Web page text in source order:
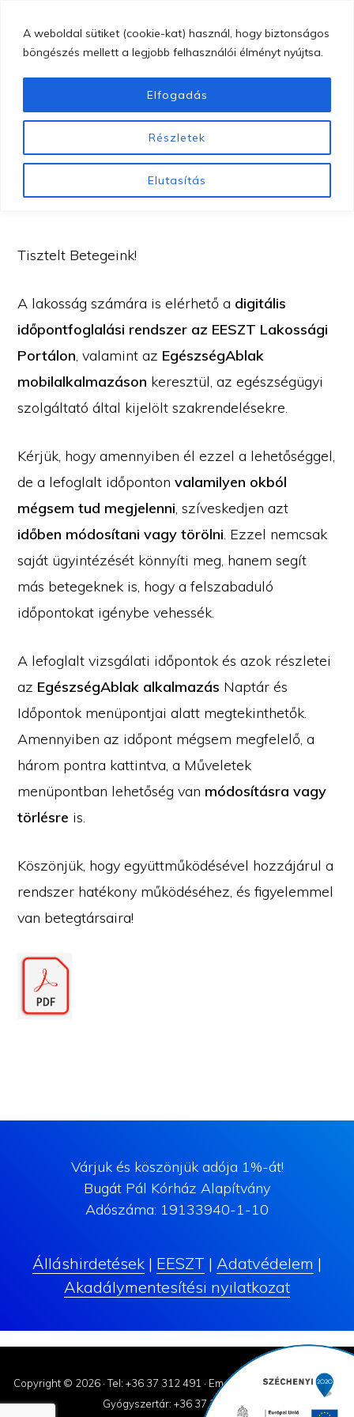
A weboldal sütiket (cookie-kat) használ, hogy biztonságos
böngészés mellett a legjobb felhasználói élményt nyújtsa.
Részletek
Elutasítás
Elfogadás
GYÖNGYÖSI
KÓRHÁZ
Gyöngyösi
Kórház
MENU
EgészségAblak
Tisztelt Betegeink!
A lakosság számára is elérhető a digitális
időpontfoglalási rendszer az EESZT Lakossági
Portálon, valamint az EgészségAblak
mobilalkalmazáson keresztül, az egészségügyi
szolgáltató által kijelölt szakrendelésekre.
Kérjük, hogy amennyiben él ezzel a lehetőséggel,
de a lefoglalt időpontonvalamilyen okból
mégsem tud megjelenni, szíveskedjen azt
időben módosítani vagy törölni. Ezzel nemcsak
saját ügyintézését könnyíti meg, hanem segít
más betegeknek is, hogy a felszabaduló
időpontokat igénybe vehessék.
A lefoglalt vizsgálati időpontok és azok részletei
az EgészségAblak alkalmazás Naptár és
Időpontok menüpontjai alatt megtekinthetők.
Amennyiben az időpont mégsem megfelelő, a
három pontra kattintva, a Műveletek
menüpontban lehetőség van módosításra vagy
törlésre is.
Köszönjük, hogy együttműködésével hozzájárul a
rendszer hatékony működéséhez, és figyelemmel
van betegtársaira!
Várjuk és köszönjük adója 1%-át!
Bugát Pál Kórház Alapítvány
Adószáma: 19133940-1-10
Álláshirdetések | EESZT | Adatvédelem |
Akadálymentesítési nyilatkozat
Copyright © 2026 ·Tel: +36 37 312 491 · Email: korhaz@bugatpal.hu
Gyógyszertár: +36 37 310-182